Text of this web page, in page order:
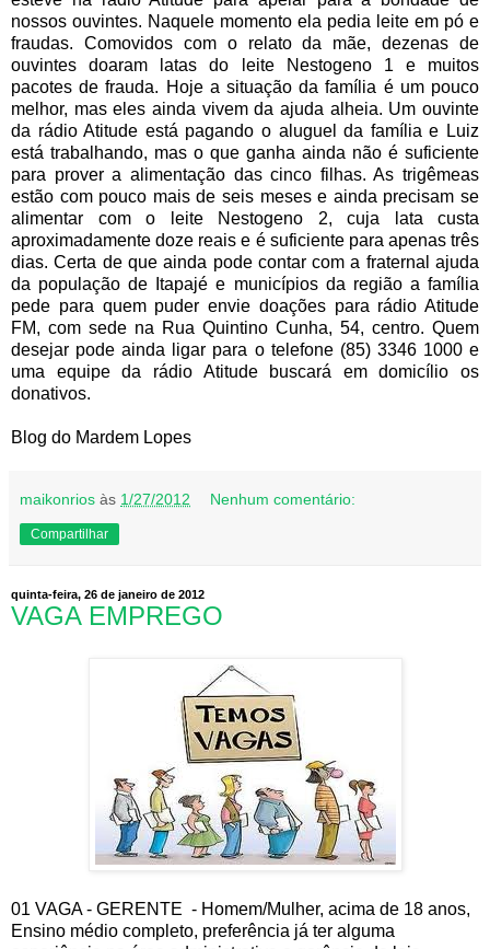
nossos ouvintes. Naquele momento ela pedia leite em pó e
fraudas. Comovidos com o relato da mãe, dezenas de
ouvintes doaram latas do leite Nestogeno 1 e muitos
pacotes de frauda. Hoje a situação da família é um pouco
melhor, mas eles ainda vivem da ajuda alheia. Um ouvinte
da rádio Atitude está pagando o aluguel da família e Luiz
está trabalhando, mas o que ganha ainda não é suficiente
para prover a alimentação das cinco filhas. As trigêmeas
estão com pouco mais de seis meses e ainda precisam se
alimentar com o leite Nestogeno 2, cuja lata custa
aproximadamente doze reais e é suficiente para apenas três
dias. Certa de que ainda pode contar com a fraternal ajuda
da população de Itapajé e municípios da região a família
pede para quem puder envie doações para rádio Atitude
FM, com sede na Rua Quintino Cunha, 54, centro. Quem
desejar pode ainda ligar para o telefone (85) 3346 1000 e
uma equipe da rádio Atitude buscará em domicílio os
donativos.
Blog do Mardem Lopes
maikonrios às 1/27/2012 Nenhum comentário:
Compartilhar
quinta-feira, 26 de janeiro de 2012
VAGA EMPREGO
01 VAGA - GERENTE - Homem/Mulher, acima de 18 anos,
Ensino médio completo, preferência já ter alguma